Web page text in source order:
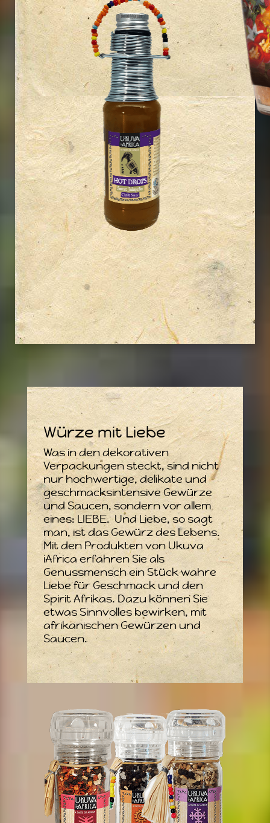
Würze mit Liebe
Was in den dekorativen
Verpackungen steckt, sind nicht
nur hochwertige, delikate und
geschmacksintensive Gewürze
und Saucen, sondern vor allem
eines: LIEBE. Und Liebe, so sagt
man, ist das Gewürz des Lebens.
Mit den Produkten von Ukuva
iAfrica erfahren Sie als
Genussmensch ein Stück wahre
Liebe für Geschmack und den
Spirit Afrikas. Dazu können Sie
etwas Sinnvolles bewirken, mit
afrikanischen Gewürzen und
Saucen.